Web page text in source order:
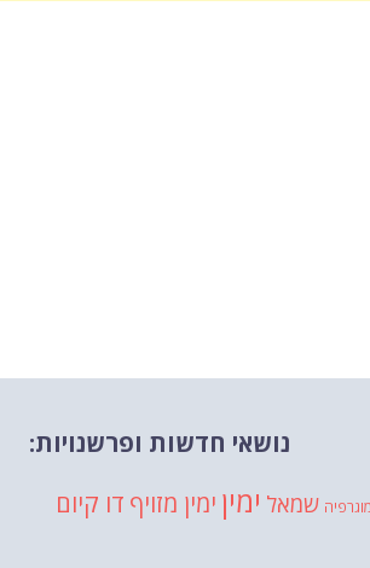
נושאי חדשות ופרשנויות:
שמאל ימין ימין מזויף דו קיום